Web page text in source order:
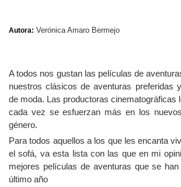
Autora: Verónica Amaro Bermejo
A todos nos gustan las películas de
nuestros clásicos de aventuras preferidas
de moda. Las productoras cinematográficas
cada vez se esfuerzan más en los
género.
Para todos aquellos a los que les encanta
el sofá, va esta lista con las que en mi
mejores películas de aventuras que se
último año